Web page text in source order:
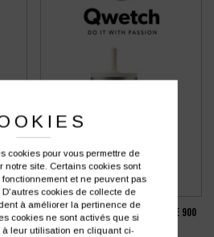
TRAVEL CUP ISOTHERME ÉTANCHE 900
ML QWETCH
cookies pour vous permettre de
notre site. Certains cookies sont
et ne peuvent pas
cookies de collecte de
à améliorer la pertinence de
cookies ne sont activés que si
à leur utilisation en cliquant ci-